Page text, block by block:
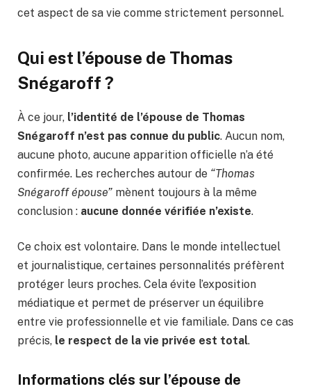
cet aspect de sa vie comme strictement personnel.
Qui est l’épouse de Thomas
Snégaroff ?
À ce jour, l’identité de l’épouse de Thomas
Snégaroff n’est pas connue du public. Aucun nom,
aucune photo, aucune apparition officielle n’a été
confirmée. Les recherches autour de “Thomas
Snégaroff épouse” mènent toujours à la même
conclusion : aucune donnée vérifiée n’existe.
Ce choix est volontaire. Dans le monde intellectuel
et journalistique, certaines personnalités préfèrent
protéger leurs proches. Cela évite l’exposition
médiatique et permet de préserver un équilibre
entre vie professionnelle et vie familiale. Dans ce cas
précis, le respect de la vie privée est total.
Informations clés sur l’épouse de